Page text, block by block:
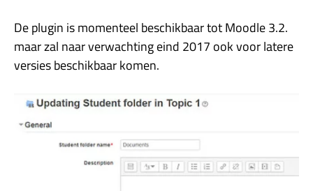
De plugin is momenteel beschikbaar tot Moodle 3.2.
maar zal naar verwachting eind 2017 ook voor latere
versies beschikbaar komen.